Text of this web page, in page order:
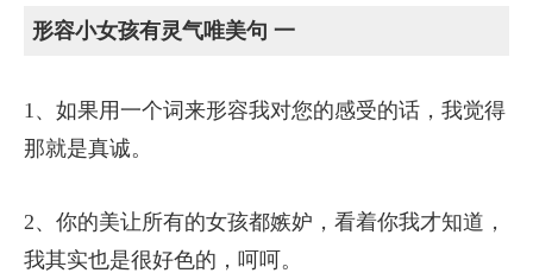
形容小女孩有灵气唯美句 一
1、如果用一个词来形容我对您的感受的话，我觉得
那就是真诚。
2、你的美让所有的女孩都嫉妒，看着你我才知道，
我其实也是很好色的，呵呵。